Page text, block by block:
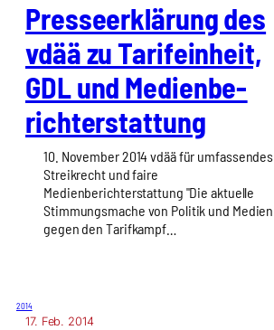
Pres­se­er­klä­rung des
vdää zu Tarif­ein­heit,
GDL und Medi­en­be­
richt­erstat­tung
10. November 2014 vdää für umfassendes
Streikrecht und faire
Medienberichterstattung "Die aktuelle
Stimmungsmache von Politik und Medien
gegen den Tarifkampf…
2014
17. Feb. 2014